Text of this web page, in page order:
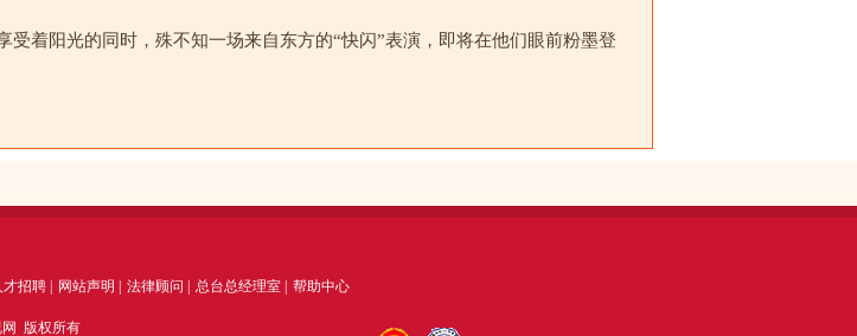
着阳光的同时，殊不知一场来自东方的“快闪”表演，即将在他们眼前粉墨登
才招聘 网站声明 法律顾问 总台总经理室 帮助中心
版权所有